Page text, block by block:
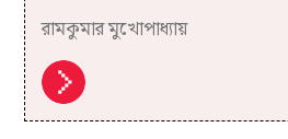
রামকুমার মুখোপাধ্যায়